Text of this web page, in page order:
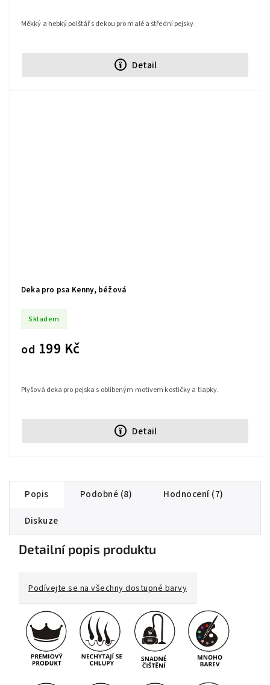
Detail
Měkký a hebký polštář s dekou pro malé a střední pejsky.
Deka pro psa Kenny, béžová
Skladem
od 199 Kč
Detail
Plyšová deka pro pejska s oblíbeným motivem kostičky a tlapky.
Popis Podobné (8)
Hodnocení (7)
Diskuze
Detailní popis produktu
Podívejte se na všechny dostupné barvy